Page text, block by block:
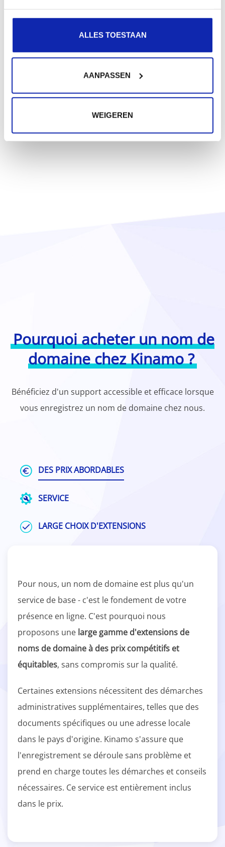
ALLES TOESTAAN
AANPASSEN
WEIGEREN
Pourquoi acheter un nom de
domaine chez Kinamo ?
Bénéficiez d'un support accessible et efficace lorsque
vous enregistrez un nom de domaine chez nous.
DES PRIX ABORDABLES
SERVICE
LARGE CHOIX D'EXTENSIONS
Pour nous, un nom de domaine est plus qu'un
service de base - c'est le fondement de votre
présence en ligne. C'est pourquoi nous
proposons une large gamme d'extensions de
noms de domaine à des prix compétitifs et
équitables, sans compromis sur la qualité.
Certaines extensions nécessitent des démarches
administratives supplémentaires, telles que des
documents spécifiques ou une adresse locale
dans le pays d'origine. Kinamo s'assure que
l'enregistrement se déroule sans problème et
prend en charge toutes les démarches et conseils
nécessaires. Ce service est entièrement inclus
dans le prix.